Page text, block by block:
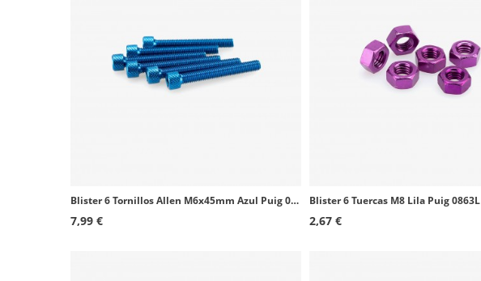
Blister 6 Tornillos Allen M6x45mm Azul Puig 0370A
7,99 €
Blister 6 Tuercas M8 Lila Puig 0863L
2,67 €